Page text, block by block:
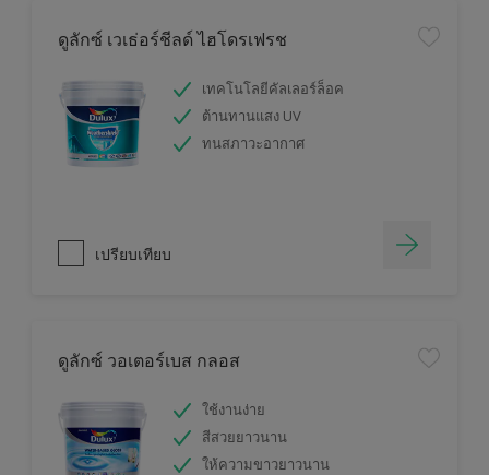
ดูลักซ์ เวเธ่อร์ชีลด์ ไฮโดรเฟรช
เทคโนโลยีคัลเลอร์ล็อค
ต้านทานแสง UV
ทนสภาวะอากาศ
เปรียบเทียบ
ดูลักซ์ วอเตอร์เบส กลอส
ใช้งานง่าย
สีสวยยาวนาน
ให้ความขาวยาวนาน